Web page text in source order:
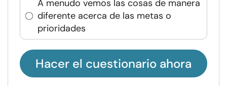
A menudo vemos las cosas de manera
diferente acerca de las metas o
prioridades
Hacer el cuestionario ahora